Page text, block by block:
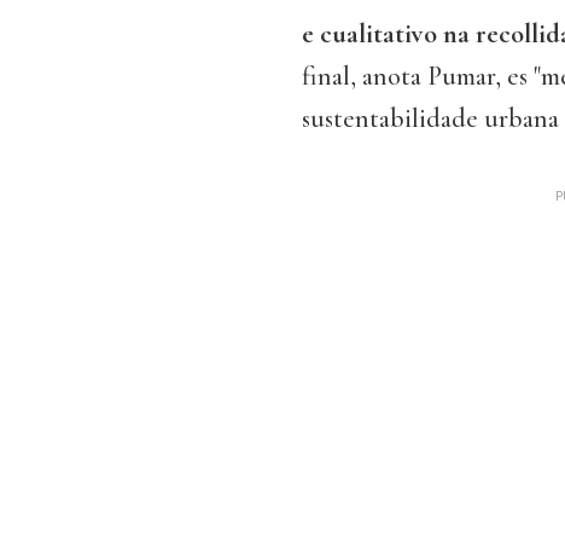
e cualitativo na
final, anota Pumar, es
sustentabilidade urbana